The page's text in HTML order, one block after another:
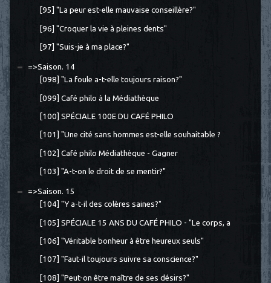
[95] "La peur est-elle mauvaise conseillère?"
[96] "Croquer la vie à pleines dents"
[97] "Suis-je à ma place?"
=>Saison. 14
[098] "La foule a-t-elle toujours raison?"
[099] Café philo à la Médiathèque
[100] SPÉCIALE 100E DU CAFÉ PHILO
[101] "Une cité sans hommes est-elle souhaitable ?
[102] Café philo Médiathèque - Gagner
[103] "A-t-on le droit de se mentir?"
=>Saison. 15
[104] "Y a-t-il des colères saines?"
[105] SPÉCIALE 15 ANS DU CAFÉ PHILO - "Le corps, a
[106] "Véritable bonheur à être heureux seuls"
[107] "Faut-il toujours suivre sa conscience?"
[108] "Peut-on être maître de ses désirs?"